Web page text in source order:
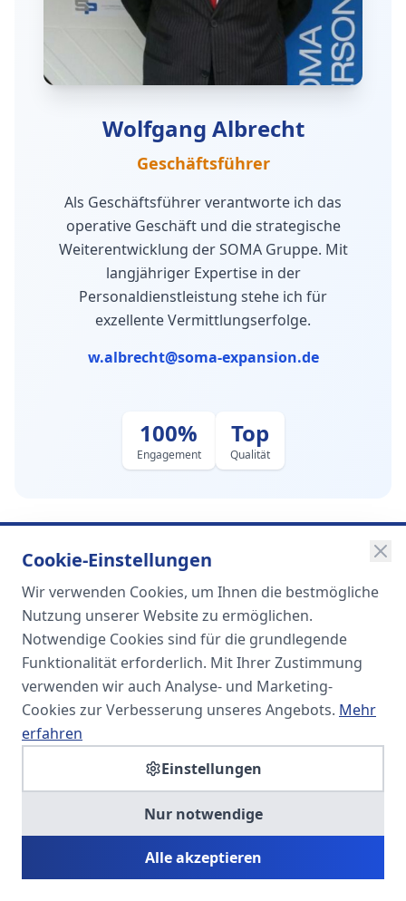
Wolfgang Albrecht
Geschäftsführer
Als Geschäftsführer verantworte ich das
operative Geschäft und die strategische
Weiterentwicklung der SOMA Gruppe. Mit
langjähriger Expertise in der
Personaldienstleistung stehe ich für
exzellente Vermittlungserfolge.
w.albrecht@soma-expansion.de
100%
Engagement
Top
Qualität
SOMA
Unternehmensgruppe
Spezialisiert auf Fach- und
Führungskräfte in der
SOMA HR KONSULT UG
Personalberatung & Executive Search
Cookie-Einstellungen
Wir verwenden Cookies, um Ihnen die bestmögliche
Nutzung unserer Website zu ermöglichen.
Notwendige Cookies sind für die grundlegende
Funktionalität erforderlich. Mit Ihrer Zustimmung
verwenden wir auch Analyse- und Marketing-
Cookies zur Verbesserung unseres Angebots. Mehr
erfahren
Einstellungen
Nur notwendige
Alle akzeptieren